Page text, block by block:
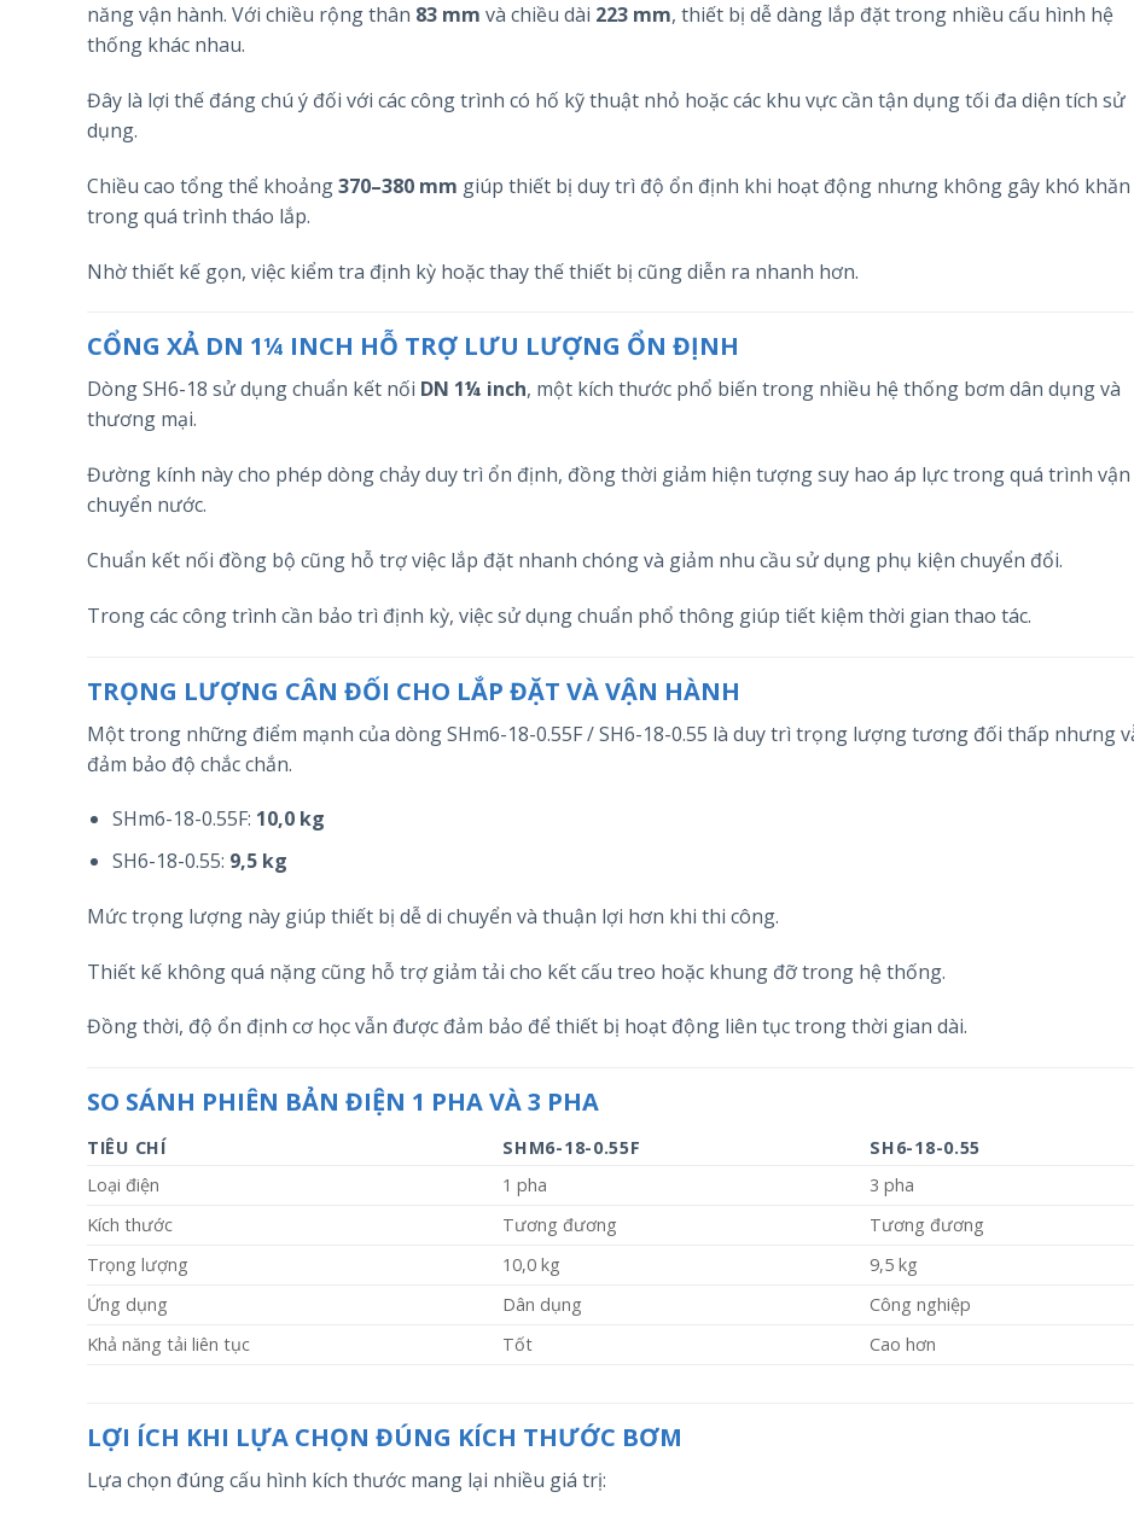
năng vận hành. Với chiều rộng thân 83 mm và chiều dài 223 mm, thiết bị dễ dàng lắp đặt trong nhiều cấu hình hệ
thống khác nhau.
Đây là lợi thế đáng chú ý đối với các công trình có hố kỹ thuật nhỏ hoặc các khu vực cần tận dụng tối đa diện tích sử
dụng.
Chiều cao tổng thể khoảng370–380 mm giúp thiết bị duy trì độ ổn định khi hoạt động nhưng không gây khó khăn
trong quá trình tháo lắp.
Nhờ thiết kế gọn, việc kiểm tra định kỳ hoặc thay thế thiết bị cũng diễn ra nhanh hơn.
CỔNG XẢ DN 1¼ INCH HỖ TRỢ LƯU LƯỢNG ỔN ĐỊNH
Dòng SH6-18 sử dụng chuẩn kết nối DN 1¼ inch, một kích thước phổ biến trong nhiều hệ thống bơm dân dụng và
thương mại.
Đường kính này cho phép dòng chảy duy trì ổn định, đồng thời giảm hiện tượng suy hao áp lực trong quá trình vận
chuyển nước.
Chuẩn kết nối đồng bộ cũng hỗ trợ việc lắp đặt nhanh chóng và giảm nhu cầu sử dụng phụ kiện chuyển đổi.
Trong các công trình cần bảo trì định kỳ, việc sử dụng chuẩn phổ thông giúp tiết kiệm thời gian thao tác.
TRỌNG LƯỢNG CÂN ĐỐI CHO LẮP ĐẶT VÀ VẬN HÀNH
Một trong những điểm mạnh của dòng SHm6-18-0.55F / SH6-18-0.55 là duy trì trọng lượng tương đối thấp nhưng
đảm bảo độ chắc chắn.
SHm6-18-0.55F: 10,0 kg
SH6-18-0.55: 9,5 kg
Mức trọng lượng này giúp thiết bị dễ di chuyển và thuận lợi hơn khi thi công.
Thiết kế không quá nặng cũng hỗ trợ giảm tải cho kết cấu treo hoặc khung đỡ trong hệ thống.
Đồng thời, độ ổn định cơ học vẫn được đảm bảo để thiết bị hoạt động liên tục trong thời gian dài.
SO SÁNH PHIÊN BẢN ĐIỆN 1 PHA VÀ 3 PHA
TIÊU CHÍ SHM6-18-0.55F
SH6-18-0.55
Loại điện
1 pha
3 pha
Kích thước
Tương đương
Tương đương
Trọng lượng
10,0 kg
9,5 kg
Ứng dụng
Dân dụng
Công nghiệp
Khả năng tải liên tục
Tốt Cao hơn
LỢI ÍCH KHI LỰA CHỌN ĐÚNG KÍCH THƯỚC BƠM
Lựa chọn đúng cấu hình kích thước mang lại nhiều giá trị: